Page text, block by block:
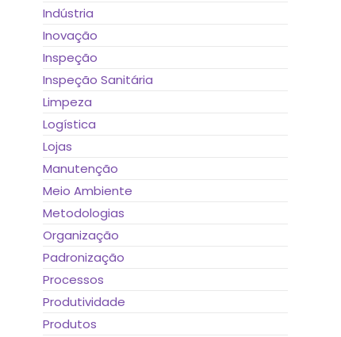
Indústria
Inovação
Inspeção
Inspeção Sanitária
Limpeza
Logística
Lojas
Manutenção
Meio Ambiente
Metodologias
Organização
Padronização
Processos
Produtividade
Produtos